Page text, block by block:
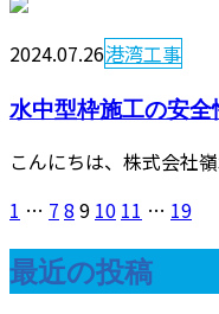
2024.07.26港湾工事
水中型枠施工の安全
こんにちは、株式会社
1 … 7 8 9 10 11 … 19
最近の投稿